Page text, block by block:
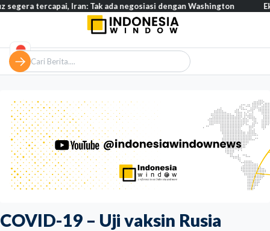
COVID-19 – Uji vaksin Rusia
Iran: Tak ada negosiasi dengan Washington Eksodus